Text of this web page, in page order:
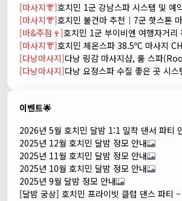
[마사지👘]
[마사지👘]
[바&주점🍷]
[마사지👘]
[다낭마사지]
[다낭마사지]
이벤트🌟
2026년 5월 호치민 달밤 1:1 밀착 댄서 파티
2025년 12월 호치민 달밤 정모 안내
2025년 11월 호치민 달밤 정모 안내
2025년 10월 호치민 달밤 정모 안내
2025년 9월 달밤 정모 안내